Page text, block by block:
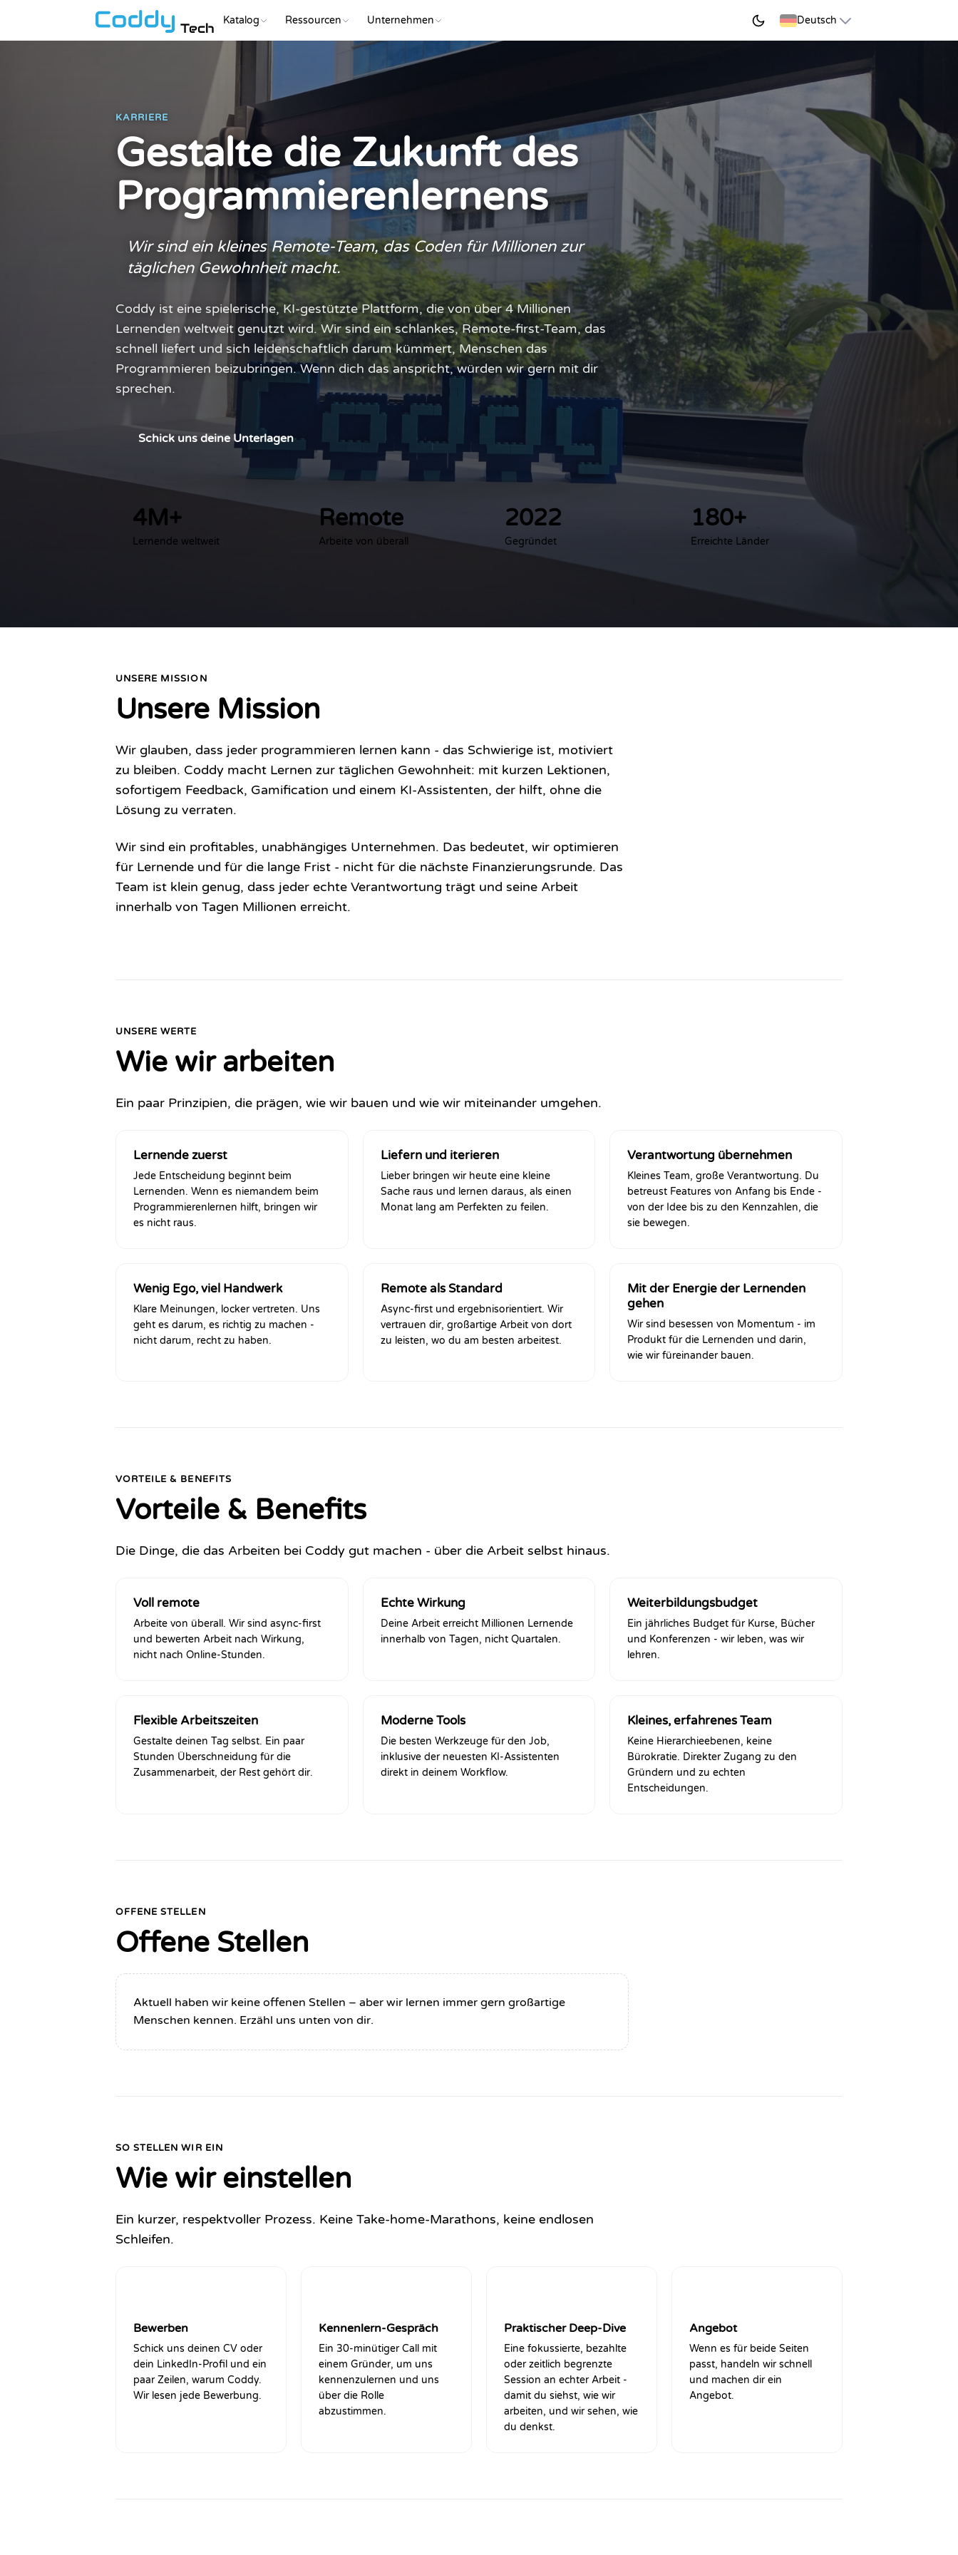
Tech Katalog Ressourcen Unternehmen Deutsch
KARRIERE
Gestalte die Zukunft des
Programmierenlernens
Wir sind ein kleines Remote-Team, das Coden für Millionen zur
täglichen Gewohnheit macht.
Coddy ist eine spielerische, KI-gestützte Plattform, die von über 4 Millionen
Lernenden weltweit genutzt wird. Wir sind ein schlankes, Remote-first-Team, das
schnell liefert und sich leidenschaftlich darum kümmert, Menschen das
Programmieren beizubringen. Wenn dich das anspricht, würden wir gern mit dir
sprechen.
Schick uns deine Unterlagen
4M+
Lernende weltweit
Remote
Arbeite von überall
2022
Gegründet
180+
Erreichte Länder
UNSERE MISSION
Unsere Mission
Wir glauben, dass jeder programmieren lernen kann - das Schwierige ist, motiviert
zu bleiben. Coddy macht Lernen zur täglichen Gewohnheit: mit kurzen Lektionen,
sofortigem Feedback, Gamification und einem KI-Assistenten, der hilft, ohne die
Lösung zu verraten.
Wir sind ein profitables, unabhängiges Unternehmen. Das bedeutet, wir optimieren
für Lernende und für die lange Frist - nicht für die nächste Finanzierungsrunde. Das
Team ist klein genug, dass jeder echte Verantwortung trägt und seine Arbeit
innerhalb von Tagen Millionen erreicht.
UNSERE WERTE
Wie wir arbeiten
Ein paar Prinzipien, die prägen, wie wir bauen und wie wir miteinander umgehen.
Lernende zuerst
Jede Entscheidung beginnt beim
Lernenden. Wenn es niemandem beim
Programmierenlernen hilft, bringen wir
es nicht raus.
Liefern und iterieren
Lieber bringen wir heute eine kleine
Sache raus und lernen daraus, als einen
Monat lang am Perfekten zu feilen.
Verantwortung übernehmen
Kleines Team, große Verantwortung. Du
betreust Features von Anfang bis Ende -
von der Idee bis zu den Kennzahlen, die
sie bewegen.
Wenig Ego, viel Handwerk
Klare Meinungen, locker vertreten. Uns
geht es darum, es richtig zu machen -
nicht darum, recht zu haben.
Remote als Standard
Async-first und ergebnisorientiert. Wir
vertrauen dir, großartige Arbeit von dort
zu leisten, wo du am besten arbeitest.
Mit der Energie der Lernenden
gehen
Wir sind besessen von Momentum - im
Produkt für die Lernenden und darin,
wie wir füreinander bauen.
VORTEILE & BENEFITS
Vorteile & Benefits
Die Dinge, die das Arbeiten bei Coddy gut machen - über die Arbeit selbst hinaus.
Voll remote
Arbeite von überall. Wir sind async-first
und bewerten Arbeit nach Wirkung,
nicht nach Online-Stunden.
Echte Wirkung
Deine Arbeit erreicht Millionen Lernende
innerhalb von Tagen, nicht Quartalen.
Weiterbildungsbudget
Ein jährliches Budget für Kurse, Bücher
und Konferenzen - wir leben, was wir
lehren.
Flexible Arbeitszeiten
Gestalte deinen Tag selbst. Ein paar
Stunden Überschneidung für die
Zusammenarbeit, der Rest gehört dir.
Moderne Tools
Die besten Werkzeuge für den Job,
inklusive der neuesten KI-Assistenten
direkt in deinem Workflow.
Kleines, erfahrenes Team
Keine Hierarchieebenen, keine
Bürokratie. Direkter Zugang zu den
Gründern und zu echten
Entscheidungen.
OFFENE STELLEN
Offene Stellen
Aktuell haben wir keine offenen Stellen – aber wir lernen immer gern großartige
Menschen kennen. Erzähl uns unten von dir.
SO STELLEN WIR EIN
Wie wir einstellen
Ein kurzer, respektvoller Prozess. Keine Take-home-Marathons, keine endlosen
Schleifen.
Bewerben
Schick uns deinen CV oder
dein LinkedIn-Profil und ein
paar Zeilen, warum Coddy.
Wir lesen jede Bewerbung.
Kennenlern-Gespräch
Ein 30-minütiger Call mit
einem Gründer, um uns
kennenzulernen und uns
über die Rolle
abzustimmen.
Praktischer Deep-Dive
Eine fokussierte, bezahlte
oder zeitlich begrenzte
Session an echter Arbeit -
damit du siehst, wie wir
arbeiten, und wir sehen, wie
du denkst.
Angebot
Wenn es für beide Seiten
passt, handeln wir schnell
und machen dir ein
Angebot.